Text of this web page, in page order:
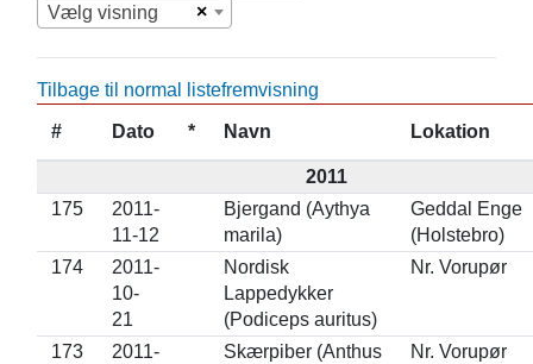
×
Vælg visning
Tilbage til normal listefremvisning
# Dato * Navn Lokation
2011
175
2011-
11-12
Bjergand (Aythya
marila)
Geddal Enge
(Holstebro)
174
2011-
10-
21
Nordisk
Lappedykker
(Podiceps auritus)
Nr. Vorupør
173
2011-
Skærpiber (Anthus
Nr. Vorupør